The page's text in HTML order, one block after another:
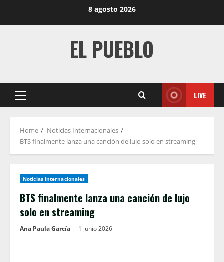
8 agosto 2026
EL PUEBLO
Primary
LIVE
Home
Noticias Internacionales
BTS finalmente lanza una canción de lujo solo en streaming
Noticias Internacionales
BTS finalmente lanza una canción de lujo
solo en streaming
Ana Paula García 1 junio 2026